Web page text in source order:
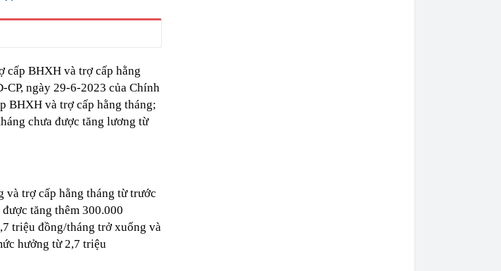
lập kỷ lục cả
khoản liên tiếp với
làm việc
lãi quý 2 cao nhất 5
tay với Iran quản lý
án phân làn đón
cấp BHXH và trợ cấp hằng
ngày 29-6-2023 của Chính
BHXH và trợ cấp hằng tháng;
chưa được tăng lương từ
và trợ cấp hằng tháng từ trước
tăng thêm 300.000
triệu đồng/tháng trở xuống và
hưởng từ 2,7 triệu